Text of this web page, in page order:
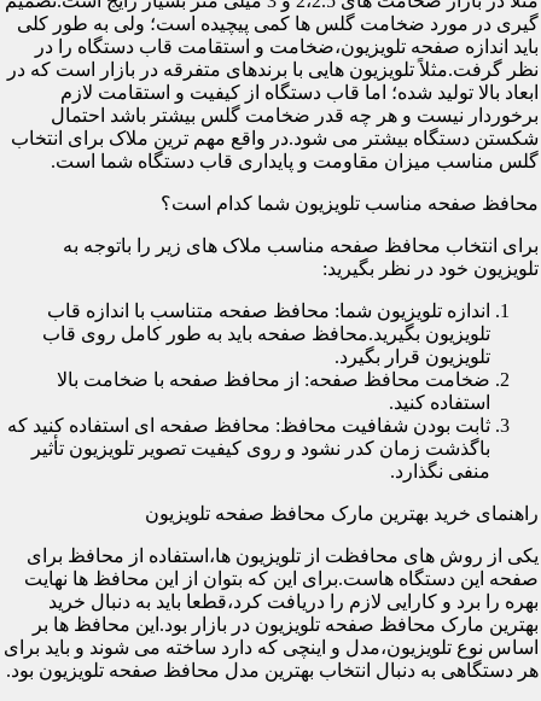
گیری در مورد ضخامت گلس ها کمی پیچیده است؛ ولی به طور کلی
باید اندازه صفحه تلویزیون،ضخامت و استقامت قاب دستگاه را در
نظر گرفت.مثلاً تلویزیون هایی با برندهای متفرقه در بازار است که در
ابعاد بالا تولید شده؛ اما قاب دستگاه از کیفیت و استقامت لازم
برخوردار نیست و هر چه قدر ضخامت گلس بیشتر باشد احتمال
شکستن دستگاه بیشتر می شود.در واقع مهم ترین ملاک برای انتخاب
گلس مناسب میزان مقاومت و پایداری قاب دستگاه شما است.
محافظ صفحه مناسب تلویزیون شما کدام است؟
برای انتخاب محافظ صفحه مناسب ملاک های زیر را باتوجه به
تلویزیون خود در نظر بگیرید:
اندازه تلویزیون شما: محافظ صفحه متناسب با اندازه قاب
تلویزیون بگیرید.محافظ صفحه باید به طور کامل روی قاب
تلویزیون قرار بگیرد.
ضخامت محافظ صفحه: از محافظ صفحه با ضخامت بالا
استفاده کنید.
ثابت بودن شفافیت محافظ: محافظ صفحه ای استفاده کنید که
باگذشت زمان کدر نشود و روی کیفیت تصویر تلویزیون تأثیر
منفی نگذارد.
راهنمای خرید بهترین مارک محافظ صفحه تلویزیون
یکی از روش های محافظت از تلویزیون ها،استفاده از محافظ برای
صفحه این دستگاه هاست.برای این که بتوان از این محافظ ها نهایت
بهره را برد و کارایی لازم را دریافت کرد،قطعا باید به دنبال خرید
بهترین مارک محافظ صفحه تلویزیون در بازار بود.این محافظ ها بر
اساس نوع تلویزیون،مدل و اینچی که دارد ساخته می شوند و باید برای
هر دستگاهی به دنبال انتخاب بهترین مدل محافظ صفحه تلویزیون بود.